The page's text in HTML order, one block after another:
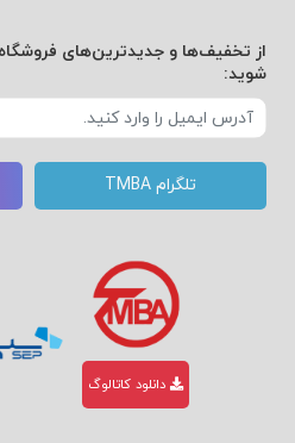
از تخفیف‌ها و جدیدترین‌های فروشگاه
شوید:
تلگرام TMBA
دانلود کاتالوگ